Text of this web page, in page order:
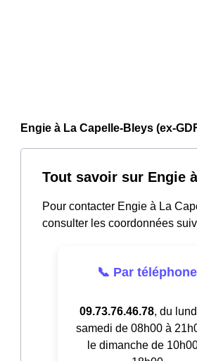
Engie à La Capelle-Bleys (ex-
Tout savoir sur Engie
Pour contacter Engie à La
consulter les coordonnées
📞 Par téléphone
09.73.76.46.78, du
samedi de 08h00 à
le dimanche de